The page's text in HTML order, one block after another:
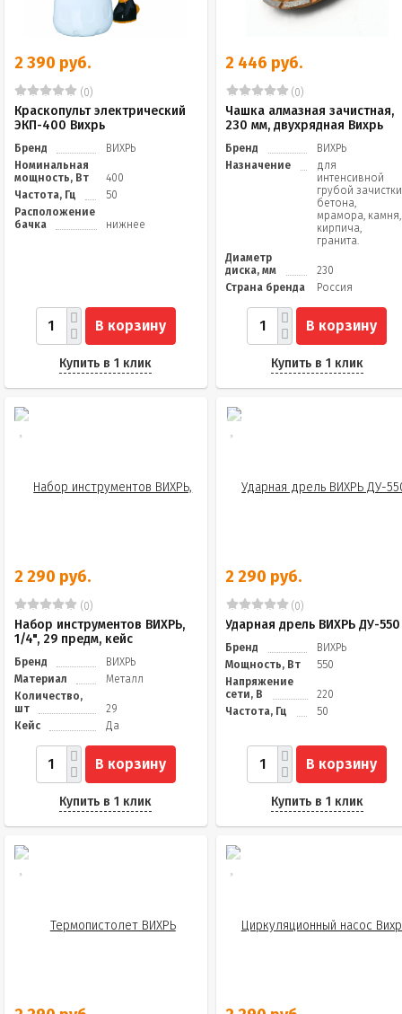
2 390 руб.
(0)
Краскопульт электрический
ЭКП-400 Вихрь
Бренд
ВИХРЬ
Номинальная
мощность, Вт
400
Частота, Гц
50
Расположение
бачка
нижнее
В корзину
Купить в 1 клик
2 446 руб.
(0)
Чашка алмазная зачистная,
230 мм, двухрядная Вихрь
Бренд
ВИХРЬ
Назначение
для
интенсивной
грубой зачистки
бетона,
мрамора, камня,
кирпича,
гранита.
Диаметр
диска, мм
230
Страна бренда
Россия
В корзину
Купить в 1 клик
2 290 руб.
(0)
Набор инструментов ВИХРЬ,
1/4", 29 предм, кейс
Бренд
ВИХРЬ
Материал
Металл
Количество,
шт
29
Кейс
Да
В корзину
Купить в 1 клик
2 290 руб.
(0)
Ударная дрель ВИХРЬ ДУ-550
Бренд
ВИХРЬ
Мощность, Вт
550
Напряжение
сети, В
220
Частота, Гц
50
В корзину
Купить в 1 клик